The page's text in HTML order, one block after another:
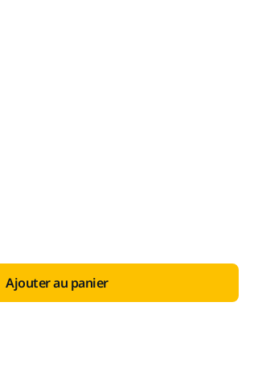
avec TVA 21
Ajouter au panier